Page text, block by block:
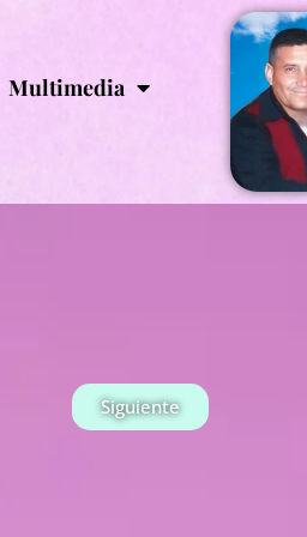
Multimedia
Siguiente